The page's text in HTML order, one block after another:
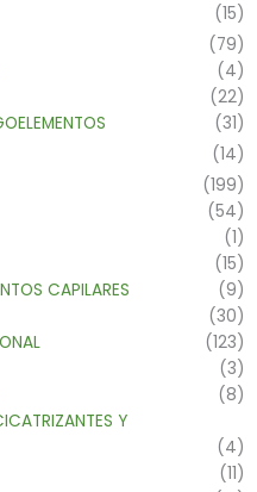
(15)
(79)
(4)
(22)
(31)
(14)
(199)
(54)
(1)
(15)
CAPILARES
(9)
(30)
(123)
(3)
(8)
Y
(4)
(11)